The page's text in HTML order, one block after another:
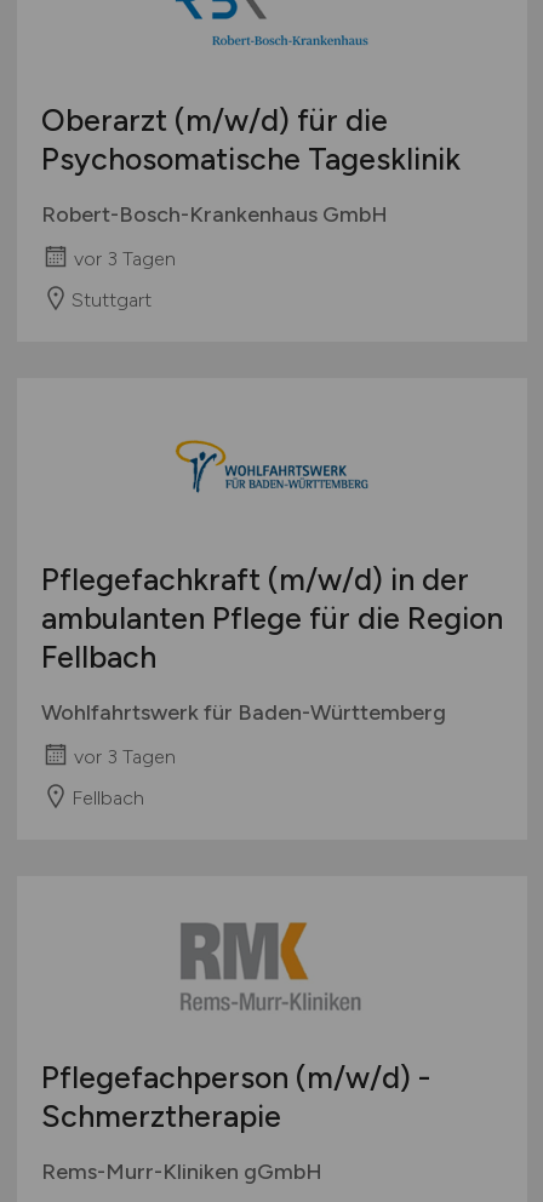
Oberarzt (m/w/d) für die
Psychosomatische Tagesklinik
Robert-Bosch-Krankenhaus GmbH
vor 3 Tagen
Stuttgart
Pflegefachkraft (m/w/d) in der
ambulanten Pflege für die Region
Fellbach
Wohlfahrtswerk für Baden-Württemberg
vor 3 Tagen
Fellbach
Pflegefachperson (m/w/d) -
Schmerztherapie
Rems-Murr-Kliniken gGmbH